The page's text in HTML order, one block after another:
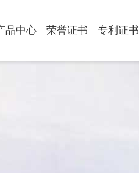
品中心 荣誉证书 专利证书